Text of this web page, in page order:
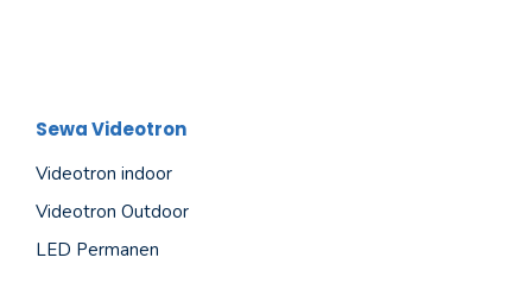
Sewa Videotron
Videotron indoor
Videotron Outdoor
LED Permanen